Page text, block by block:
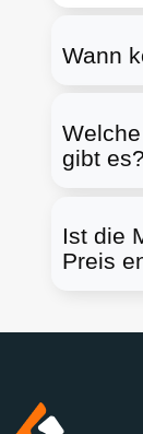
Wann
gibt es?
Ist die
Preis